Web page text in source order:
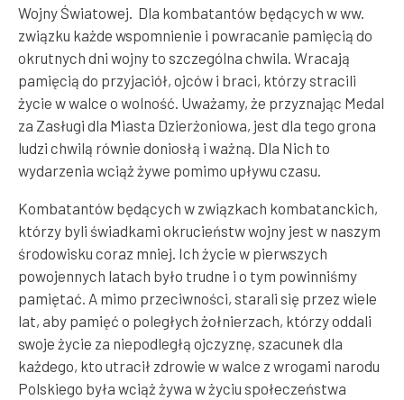
Wojny Światowej. Dla kombatantów będących w ww.
związku każde wspomnienie i powracanie pamięcią do
okrutnych dni wojny to szczególna chwila. Wracają
pamięcią do przyjaciół, ojców i braci, którzy stracili
życie w walce o wolność. Uważamy, że przyznając Medal
za Zasługi dla Miasta Dzierżoniowa, jest dla tego grona
ludzi chwilą równie doniosłą i ważną. Dla Nich to
wydarzenia wciąż żywe pomimo upływu czasu.
Kombatantów będących w związkach kombatanckich,
którzy byli świadkami okrucieństw wojny jest w naszym
środowisku coraz mniej. Ich życie w pierwszych
powojennych latach było trudne i o tym powinniśmy
pamiętać. A mimo przeciwności, starali się przez wiele
lat, aby pamięć o poległych żołnierzach, którzy oddali
swoje życie za niepodległą ojczyznę, szacunek dla
każdego, kto utracił zdrowie w walce z wrogami narodu
Polskiego była wciąż żywa w życiu społeczeństwa